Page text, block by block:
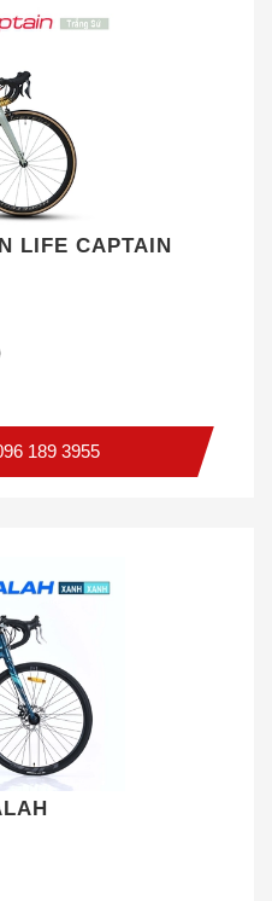
LIFE CAPTAIN
189 3955